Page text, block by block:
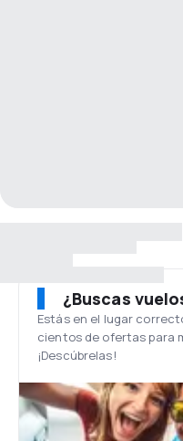
¿Buscas
Estás en el lugar
cientos de ofertas para
¡Descúbrelas!